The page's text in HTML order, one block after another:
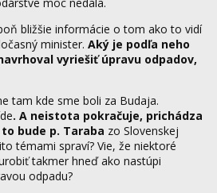
bližšie informácie o tom ako to vidí
minister. Aký je podľa neho
vyriešiť úpravu odpadov,
tam kde sme boli za Budaja.
. A neistota pokračuje, prichádza
bude p. Taraba zo Slovenskej
témami spraví? Vie, že niektoré
takmer hneď ako nastúpi
odpadu?